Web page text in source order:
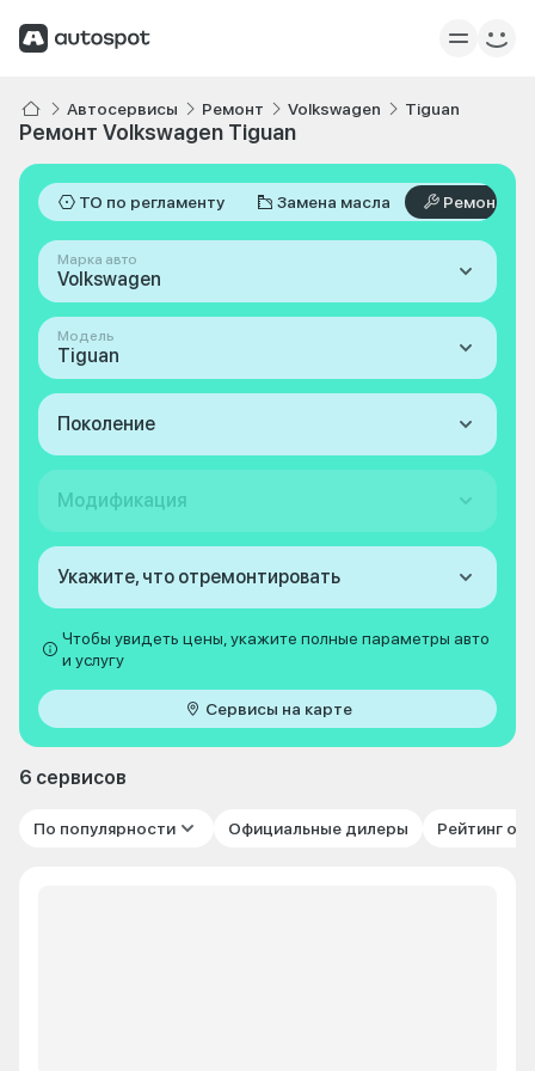
Автосервисы Ремонт Volkswagen Tiguan
Ремонт Volkswagen Tiguan
ТО по регламенту Замена масла Ремонт
Марка авто
Volkswagen
Модель
Tiguan
Поколение
Модификация
Укажите, что отремонтировать
Чтобы увидеть цены, укажите полные параметры авто
и услугу
Сервисы на карте
6 сервисов
По популярности Официальные дилеры Рейтинг